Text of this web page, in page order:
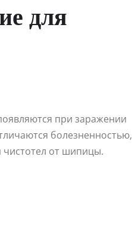
для
при заражении
болезненностью,
чистотел от шипицы.